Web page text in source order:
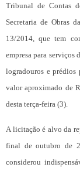
Tribunal de Contas
Secretaria de Obras
13/2014, que tem
empresa para serviços
logradouros e
valor aproximado de
desta terça-feira (3).
A licitação é alvo da
final de outubro de
considerou